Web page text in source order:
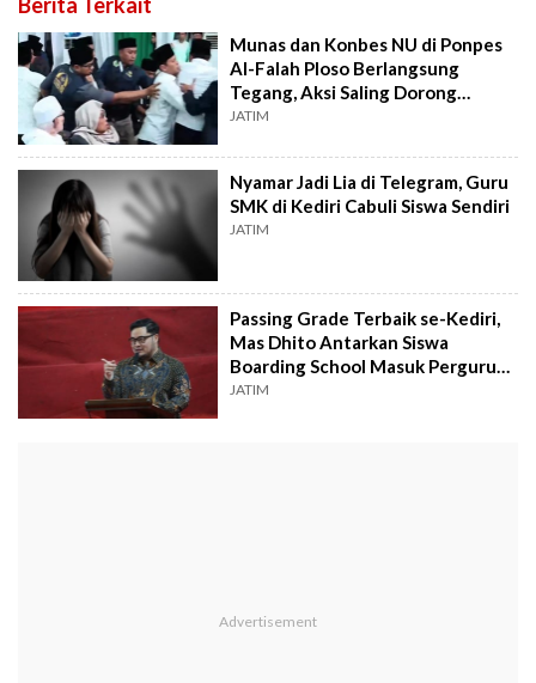
Munas dan Konbes NU di Ponpes
Al-Falah Ploso Berlangsung
Tegang, Aksi Saling Dorong
Terjadi
JATIM
Nyamar Jadi Lia di Telegram, Guru
SMK di Kediri Cabuli Siswa Sendiri
JATIM
Passing Grade Terbaik se-Kediri,
Mas Dhito Antarkan Siswa
Boarding School Masuk Perguruan
Tinggi
JATIM